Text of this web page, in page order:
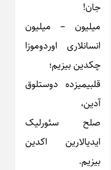
جان!
میلیون – میلیون
انسانلاری اوردوموزا
چکدین بیزیم؛
قلبیمیزده دوستلوق
آدین،
صلح سئورلیک
ایدیالارین اکدین
بیزیم.